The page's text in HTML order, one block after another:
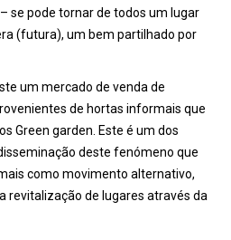
se pode tornar de todos um lugar
(futura), um bem partilhado por
um mercado de venda de
de hortas informais que
Green garden. Este é um dos
deste fenómeno que
como movimento alternativo,
revitalização de lugares através da